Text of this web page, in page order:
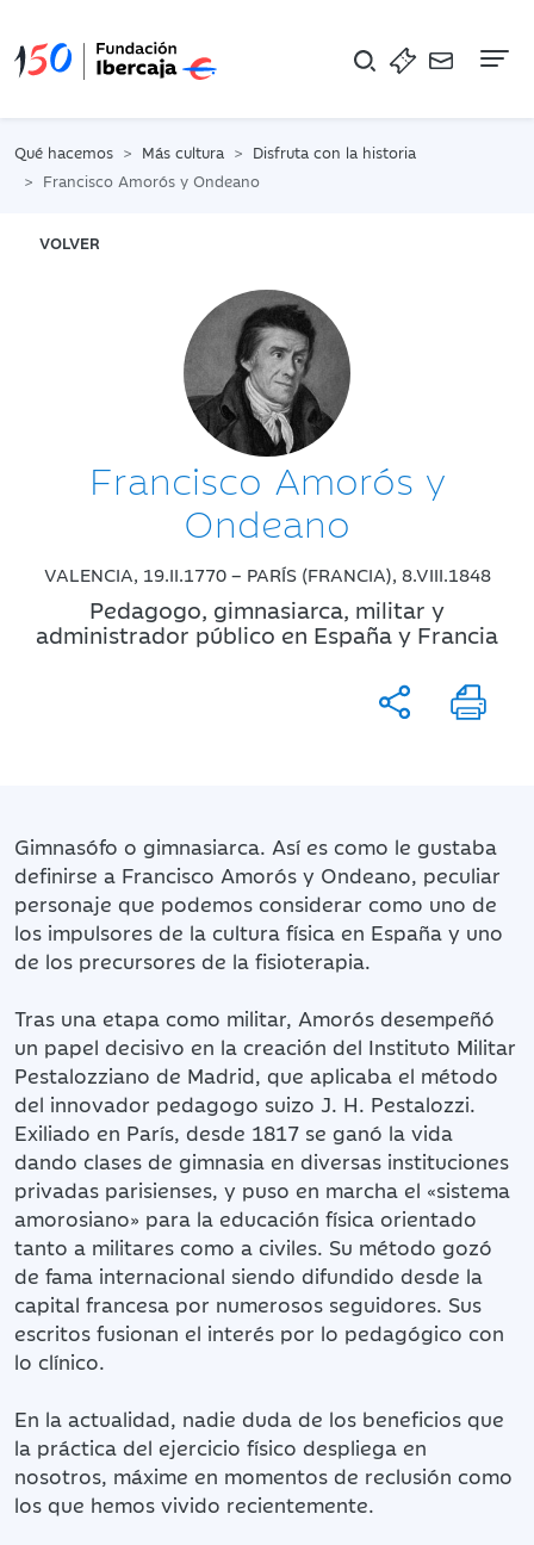
Qué hacemos Más cultura
Disfruta con la historia
Francisco Amorós y Ondeano
VOLVER
Francisco Amorós y
Ondeano
VALENCIA, 19.II.1770 – PARÍS (FRANCIA), 8.VIII.1848
Pedagogo, gimnasiarca, militar y
administrador público en España y Francia
Gimnasófo o gimnasiarca. Así es como le gustaba
definirse a Francisco Amorós y Ondeano, peculiar
personaje que podemos considerar como uno de
los impulsores de la cultura física en España y uno
de los precursores de la fisioterapia.
Tras una etapa como militar, Amorós desempeñó
un papel decisivo en la creación del Instituto Militar
Pestalozziano de Madrid, que aplicaba el método
del innovador pedagogo suizo J. H. Pestalozzi.
Exiliado en París, desde 1817 se ganó la vida
dando clases de gimnasia en diversas instituciones
privadas parisienses, y puso en marcha el «sistema
amorosiano» para la educación física orientado
tanto a militares como a civiles. Su método gozó
de fama internacional siendo difundido desde la
capital francesa por numerosos seguidores. Sus
escritos fusionan el interés por lo pedagógico con
lo clínico.
En la actualidad, nadie duda de los beneficios que
la práctica del ejercicio físico despliega en
nosotros, máxime en momentos de reclusión como
los que hemos vivido recientemente.